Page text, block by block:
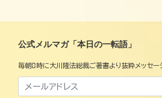
公式メルマガ「本日の一転語」
毎朝8時に大川隆法総裁ご著書より抜粋メッセー